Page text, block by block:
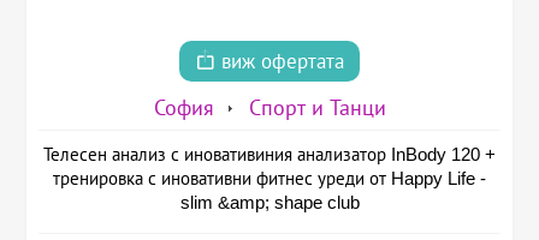
виж офертата
София Спорт и Танци
Телесен анализ с иновативиния анализатор InBody 120 +
тренировка с иновативни фитнес уреди от Happy Life -
slim &amp; shape club